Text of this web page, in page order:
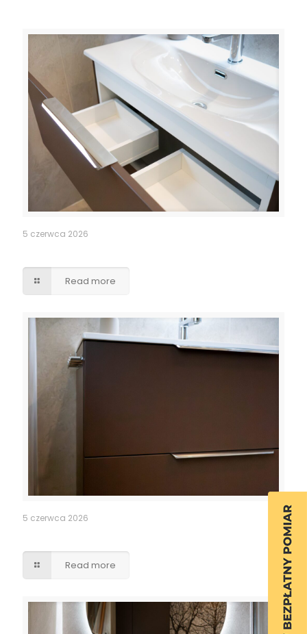
5 czerwca 2026
Read more
5 czerwca 2026
Read more